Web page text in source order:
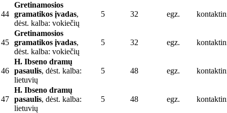
44
Gretinamosios
gramatikos įvadas,
dėst. kalba: vokiečių
5 32 egz.
45
Gretinamosios
gramatikos įvadas,
dėst. kalba: vokiečių
5 32 egz.
46
H. Ibseno dramų
pasaulis, dėst. kalba:
lietuvių
5 48 egz.
47
H. Ibseno dramų
pasaulis, dėst. kalba:
lietuvių
5 48 egz.